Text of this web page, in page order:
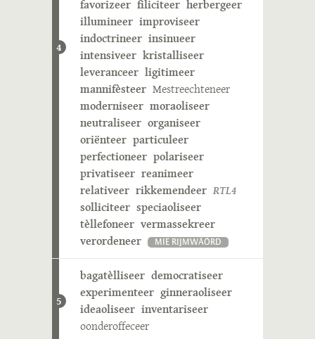
4
favorizeer filiciteer herbergeer
illumineer improviseer
indoctrineer insinueer
intensiveer kristalliseer
leveranceer ligitimeer
mannifèsteer Mestreechteneer
moderniseer moraoliseer
neutraliseer organiseer
oriënteer particuleer
perfectioneer polariseer
privatiseer reanimeer
relativeer rikkemendeer RTL4
solliciteer speciaoliseer
tèllefoneer vermassekreer
verordeneer
MIE RIJMWÄÖRD
5
bagatèlliseer democratiseer
experimenteer ginneraoliseer
ideaoliseer inventariseer
oonderoffeceer